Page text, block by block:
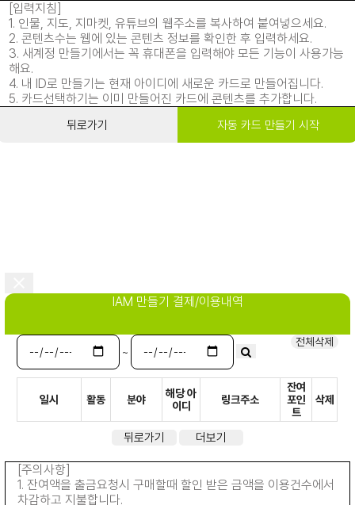
[입력지침]
1. 인물, 지도, 지마켓, 유튜브의 웹주소를 복사하여 붙여넣으세요.
2. 콘텐츠수는 웹에 있는 콘텐츠 정보를 확인한 후 입력하세요.
3. 새계정 만들기에서는 꼭 휴대폰을 입력해야 모든 기능이 사용가능
해요.
4. 내 ID로 만들기는 현재 아이디에 새로운 카드로 만들어집니다.
5. 카드선택하기는 이미 만들어진 카드에 콘텐츠를 추가합니다.
뒤로가기 자동 카드 만들기 시작
IAM 만들기 결제/이용내역
~
전체삭제
일시 활동 분야
해당 아
이디
링크주소
잔여
포인
트
삭제
뒤로가기 더보기
[주의사항]
1. 잔여액을 출금요청시 구매할때 할인 받은 금액을 이용건수에서
차감하고 지불합니다.